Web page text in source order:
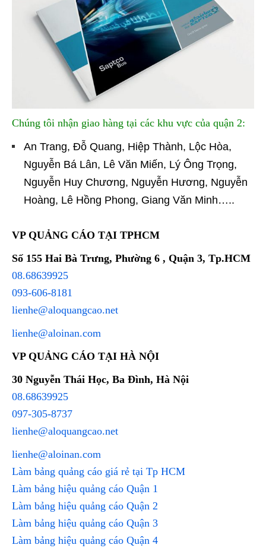
Chúng tôi nhận giao hàng tại các khu vực của quận 2:
An Trang, Đỗ Quang, Hiệp Thành, Lộc Hòa,
Nguyễn Bá Lân, Lê Văn Miến, Lý Ông Trọng,
Nguyễn Huy Chương, Nguyễn Hương, Nguyễn
Hoàng, Lê Hồng Phong, Giang Văn Minh…..
VP QUẢNG CÁO TẠI TPHCM
Số 155 Hai Bà Trưng, Phường 6 , Quận 3, Tp.HCM
08.68639925
093-606-8181
lienhe@aloquangcao.net
lienhe@aloinan.com
VP QUẢNG CÁO TẠI HÀ NỘI
30 Nguyễn Thái Học, Ba Đình, Hà Nội
08.68639925
097-305-8737
lienhe@aloquangcao.net
lienhe@aloinan.com
Làm bảng quảng cáo giá rẻ tại Tp HCM
Làm bảng hiệu quảng cáo Quận 1
Làm bảng hiệu quảng cáo Quận 2
Làm bảng hiệu quảng cáo Quận 3
Làm bảng hiệu quảng cáo Quận 4